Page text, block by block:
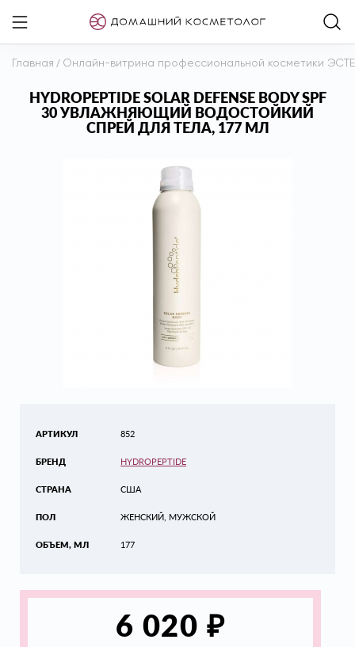
Главная / Онлайн-витрина профессиональной косметики
HYDROPEPTIDE SOLAR DEFENSE BODY SPF
30 УВЛАЖНЯЮЩИЙ ВОДОСТОЙКИЙ
СПРЕЙ ДЛЯ ТЕЛА, 177 МЛ
АРТИКУЛ
БРЕНД
СТРАНА
ПОЛ
ОБЪЕМ, МЛ
852
HYDROPEPTIDE
США
ЖЕНСКИЙ, МУЖСКОЙ
177
6 020 ₽